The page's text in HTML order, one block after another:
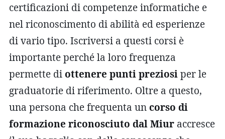
certificazioni di competenze informatiche e
nel riconoscimento di abilità ed esperienze
di vario tipo. Iscriversi a questi corsi è
importante perché la loro frequenza
permette di ottenere punti preziosiper le
graduatorie di riferimento. Oltre a questo,
una persona che frequenta un corso di
formazione riconosciuto dal Miur accresce